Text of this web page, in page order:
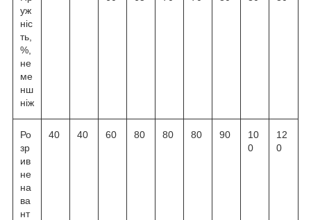
уж
ніс
ть,
%,
не
ме
нш
ніж
Ро
зр
ив
не
на
ва
нт
40 40 60 80 80 80 90
10
0
12
0